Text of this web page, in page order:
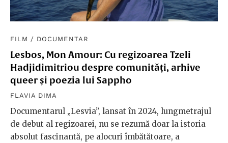
FILM / DOCUMENTAR
Lesbos, Mon Amour: Cu regizoarea Tzeli
Hadjidimitriou despre comunități, arhive
queer și poezia lui Sappho
FLAVIA DIMA
Documentarul „Lesvia”, lansat în 2024, lungmetrajul
de debut al regizoarei, nu se rezumă doar la istoria
absolut fascinantă, pe alocuri îmbătătoare, a